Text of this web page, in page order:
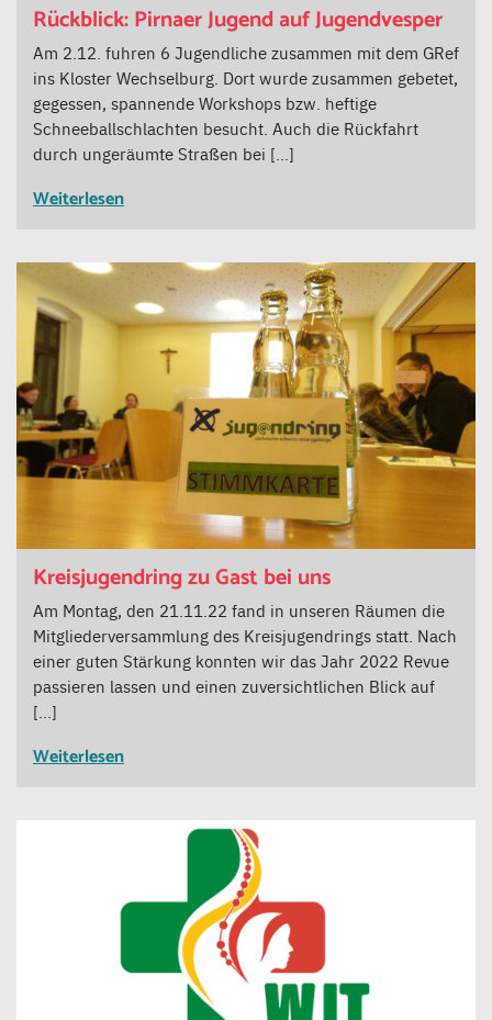
Rückblick: Pirnaer Jugend auf Jugendvesper
Am 2.12. fuhren 6 Jugendliche zusammen mit dem GRef
ins Kloster Wechselburg. Dort wurde zusammen gebetet,
gegessen, spannende Workshops bzw. heftige
Schneeballschlachten besucht. Auch die Rückfahrt
durch ungeräumte Straßen bei […]
Weiterlesen
Kreisjugendring zu Gast bei uns
Am Montag, den 21.11.22 fand in unseren Räumen die
Mitgliederversammlung des Kreisjugendrings statt. Nach
einer guten Stärkung konnten wir das Jahr 2022 Revue
passieren lassen und einen zuversichtlichen Blick auf
[…]
Weiterlesen